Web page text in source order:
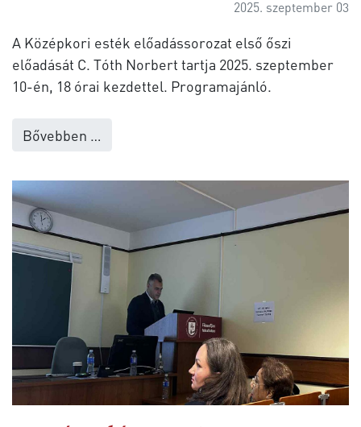
2025. szeptember 03
A Középkori esték előadássorozat első őszi
előadását C. Tóth Norbert tartja 2025. szeptember
10-én, 18 órai kezdettel. Programajánló.
Bővebben …